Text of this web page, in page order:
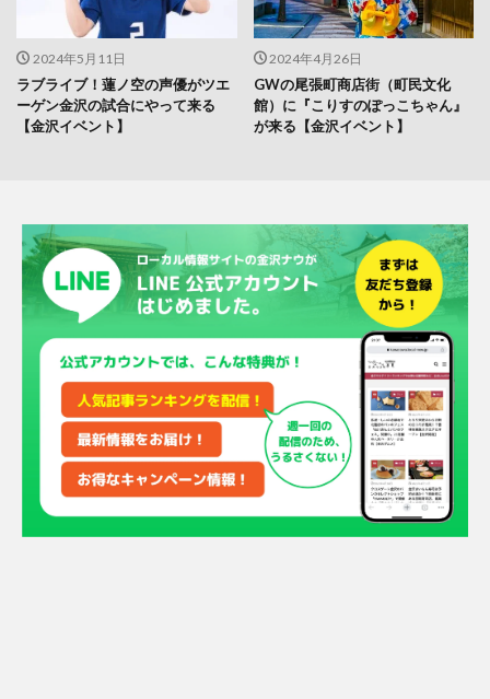
2024年5月11日
ラブライブ！蓮ノ空の声優がツエ
ーゲン金沢の試合にやって来る
【金沢イベント】
2024年4月26日
GWの尾張町商店街（町民文化
館）に『こりすのぽっこちゃん』
が来る【金沢イベント】